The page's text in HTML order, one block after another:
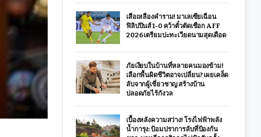
เสือเหลืองคำราม! มาเลเซียเฉือน
ฟิลิปปินส์ 1-0 คว้าตั๋วตัดเชือก AFF
2026 เตรียมปะทะเวียดนามสุดเดือด
ภัยเงียบในบ้านที่หลายคนมองข้าม!
เลือกพื้นผิดชีวิตอาจเปลี่ยน? เผยเคล็ด
ลับจากผู้เชี่ยวชาญ สร้างบ้าน
ปลอดภัยไร้กังวล
เบื้องหลังความสว่าง! โรงไฟฟ้าพลัง
น้ำการุง: ป้อมปราการลับที่ป้องกัน